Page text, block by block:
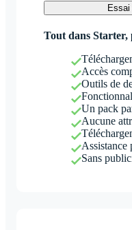
Tout dans Starter,
Accès
Outils de
Un pack
Aucune
Assistance
Sans